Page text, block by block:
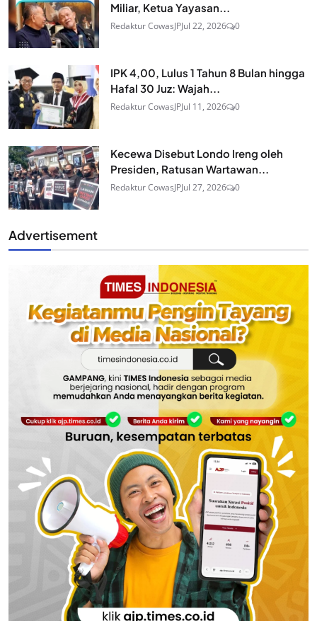
Miliar, Ketua Yayasan...
Redaktur CowasJPJul 22, 2026 0
IPK 4,00, Lulus 1 Tahun 8 Bulan hingga
Hafal 30 Juz: Wajah...
Redaktur CowasJPJul 11, 2026 0
Kecewa Disebut Londo Ireng oleh
Presiden, Ratusan Wartawan...
Redaktur CowasJPJul 27, 2026 0
Advertisement